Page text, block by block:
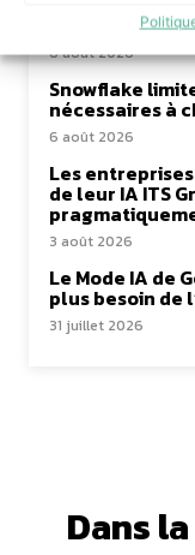
malgré des
6 août 2026
Snowflake
nécessaires à
6 août 2026
Les
de leur IA ITS
3 août 2026
Le Mode IA de
plus besoin de
31 juillet 2026
Dans